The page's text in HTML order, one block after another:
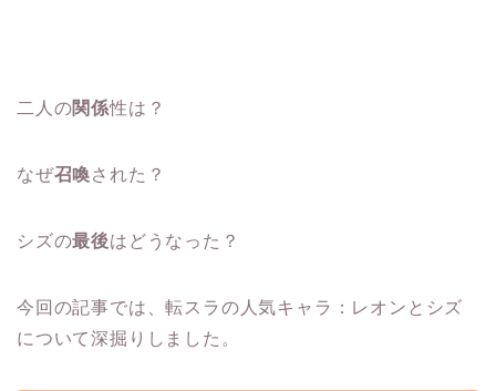
二人の関係性は？
なぜ召喚された？
シズの最後はどうなった？
今回の記事では、転スラの人気キャラ：レオンとシズ
について深掘りしました。